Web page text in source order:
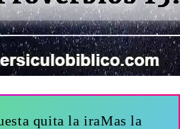
quita la iraMas la